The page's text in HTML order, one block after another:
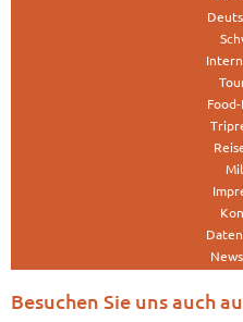
Besuchen Sie uns auch